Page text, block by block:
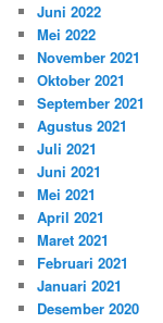
Juni 2022
Mei 2022
November 2021
Oktober 2021
September 2021
Agustus 2021
Juli 2021
Juni 2021
Mei 2021
April 2021
Maret 2021
Februari 2021
Januari 2021
Desember 2020